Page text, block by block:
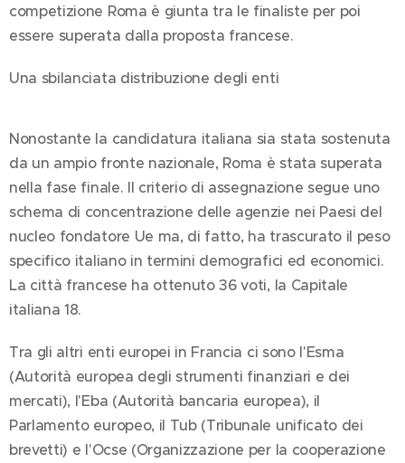
competizione Roma è giunta tra le finaliste per poi
essere superata dalla proposta francese.
Una sbilanciata distribuzione degli enti
Nonostante la candidatura italiana sia stata sostenuta
da un ampio fronte nazionale, Roma è stata superata
nella fase finale. Il criterio di assegnazione segue uno
schema di concentrazione delle agenzie nei Paesi del
nucleo fondatore Ue ma, di fatto, ha trascurato il peso
specifico italiano in termini demografici ed economici.
La città francese ha ottenuto 36 voti, la Capitale
italiana 18.
Tra gli altri enti europei in Francia ci sono l'Esma
(Autorità europea degli strumenti finanziari e dei
mercati), l'Eba (Autorità bancaria europea), il
Parlamento europeo, il Tub (Tribunale unificato dei
brevetti) e l'Ocse (Organizzazione per la cooperazione